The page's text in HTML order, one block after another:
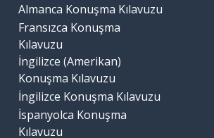
Almanca Konuşma Kılavuzu
Fransızca Konuşma
Kılavuzu
İngilizce (Amerikan)
Konuşma Kılavuzu
İngilizce Konuşma Kılavuzu
İspanyolca Konuşma
Kılavuzu